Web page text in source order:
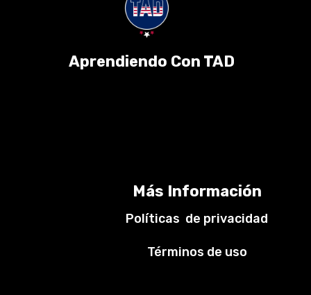
Aprendiendo Con TAD
Más Información
Políticas de privacidad
Términos de uso